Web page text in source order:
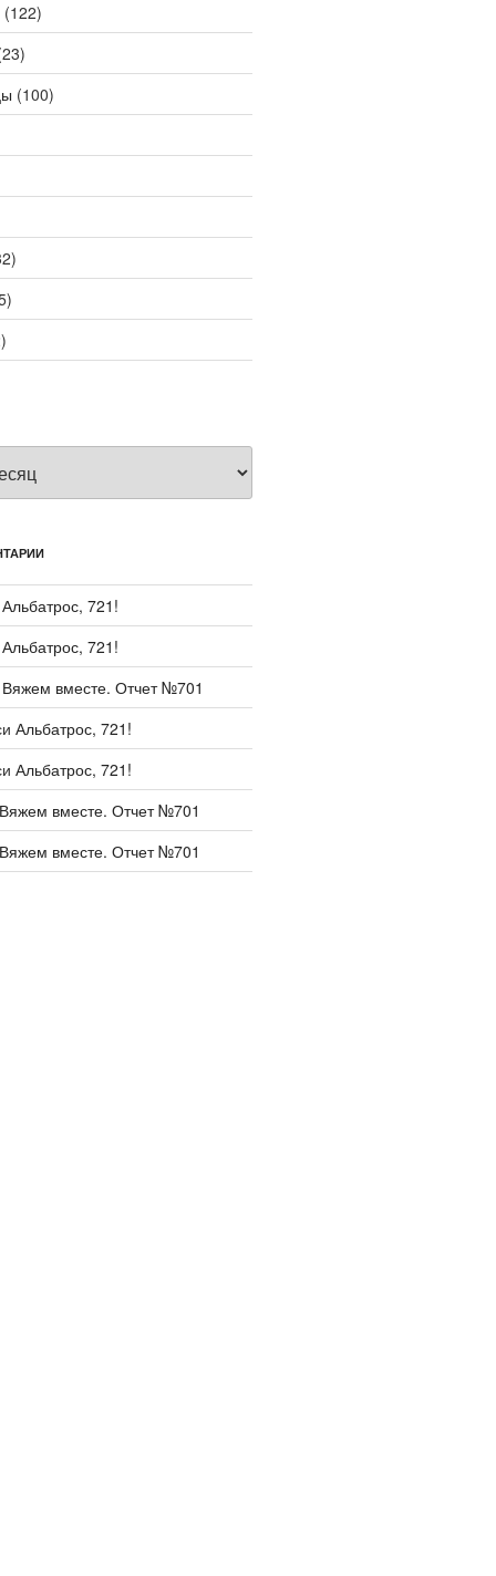
(122)
(100)
Альбатрос, 721!
Альбатрос, 721!
Вяжем вместе. Отчет №701
Альбатрос, 721!
Альбатрос, 721!
вместе. Отчет №701
вместе. Отчет №701